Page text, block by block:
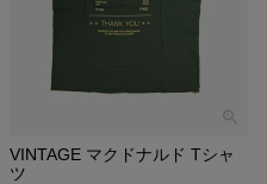
VINTAGE マクドナルド Tシャ
ツ